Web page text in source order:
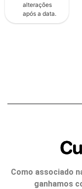
alterações
após a data.
Como associado
ganhamos